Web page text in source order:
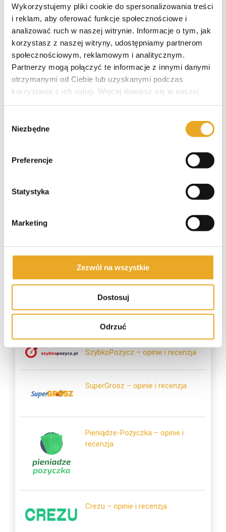
Wykorzystujemy pliki cookie do spersonalizowania treści
i reklam, aby oferować funkcje społecznościowe i
analizować ruch w naszej witrynie. Informacje o tym, jak
korzystasz z naszej witryny, udostępniamy partnerom
społecznościowym, reklamowym i analitycznym.
Partnerzy mogą połączyć te informacje z innymi danymi
otrzymanymi od Ciebie lub uzyskanymi podczas
korzystania z ich usług. Więcej dowiesz się w naszej
zgody
Niezbędne
Preferencje
Statystyka
Marketing
Zezwól na wszystkie
Dostosuj
Odrzuć
Napisz komentarz
Napisz komentarz
Subskrybuj Login
Polecane pożyczki
SzybkoPozycz – opinie i recenzja
SuperGrosz – opinie i recenzja
Pieniądze-Pożyczka – opinie i
recenzja
Crezu – opinie i recenzja